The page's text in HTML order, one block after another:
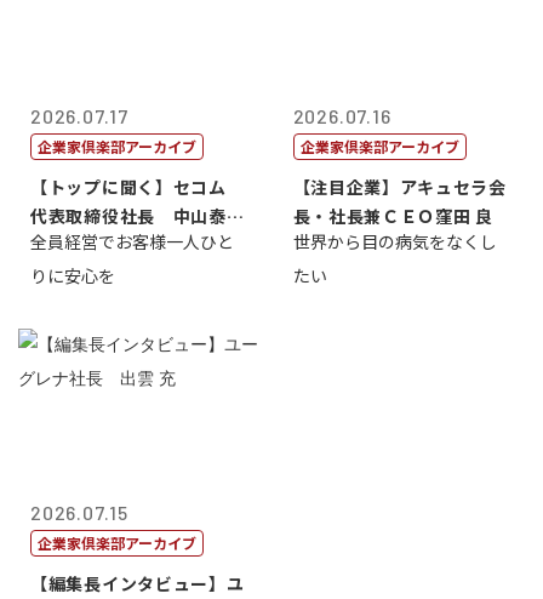
2026.07.17
企業家倶楽部アーカイブ
【トップに聞く】セコム
代表取締役社長 中山泰
男
全員経営でお客様一人ひと
りに安心を
2026.07.16
企業家倶楽部アーカイブ
【注目企業】アキュセラ会
長・社長兼ＣＥＯ窪田 良
世界から目の病気をなくし
たい
2026.07.15
企業家倶楽部アーカイブ
【編集長インタビュー】ユ